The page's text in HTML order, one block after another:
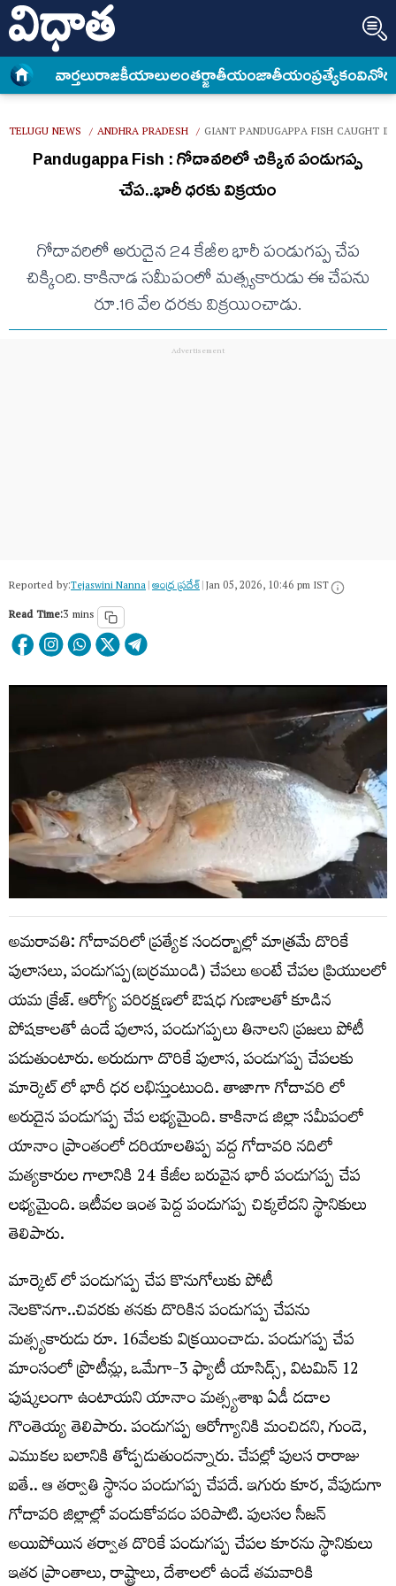
వార్త‌లురాజకీయాలుఅంత‌ర్జాతీయంజాతీయంప్రత్యేకం
TELUGU NEWS / ANDHRA PRADESH / GIANT PANDUGAPPA FISH CAUGHT
Pandugappa Fish : గోదావరిలో చిక్కిన పండుగప్ప
చేప..భారీ ధరకు విక్రయం
గోదావరిలో అరుదైన 24 కేజీల భారీ పండుగప్ప చేప
చిక్కింది. కాకినాడ సమీపంలో మత్స్యకారుడు ఈ చేపను
రూ.16 వేల ధరకు విక్రయించాడు.
Reported by:Tejaswini Nanna|ఆంధ్ర ప్రదేశ్|Jan 05, 2026, 10:46 pm IST
Read Time:3 mins
అమరావతి: గోదావరిలో ప్రత్యేక సందర్బాల్లో మాత్రమే దొరికే
పులాసలు, పండుగప్ప(బర్రముండి) చేపలు అంటే చేపల ప్రియులలో
యమ క్రేజ్. ఆరోగ్య పరిరక్షణలో ఔషధ గుణాలతో కూడిన
పోషకాలతో ఉండే పులాస, పండుగప్పలు తినాలని ప్రజలు పోటీ
పడుతుంటారు. అరుదుగా దొరికే పులాస, పండుగప్ప చేపలకు
మార్కెట్ లో భారీ ధర లభిస్తుంటుంది. తాజాగా గోదావరి లో
అరుదైన పండుగప్ప చేప లభ్యమైంది. కాకినాడ జిల్లా సమీపంలో
యానాం ప్రాంతంలో దరియాలతిప్ప వద్ద గోదావరి నదిలో
మత్యకారుల గాలానికి 24 కేజీల బరువైన భారీ పండుగప్ప చేప
లభ్యమైంది. ఇటీవల ఇంత పెద్ద పండుగప్ప చిక్కలేదని స్థానికులు
తెలిపారు.
మార్కెట్ లో పండుగప్ప చేప కొనుగోలుకు పోటీ
నెలకొనగా..చివరకు తనకు దొరికిన పండుగప్ప చేపను
మత్స్యకారుడు రూ. 16వేలకు విక్రయించాడు. పండుగప్ప చేప
మాంసంలో ప్రొటీన్లు, ఒమేగా-3 ఫ్యాటీ యాసిడ్స్, విటమిన్ 12
పుష్కలంగా ఉంటాయని యానాం మత్స్యశాఖ ఏడీ దడాల
గొంతెయ్య తెలిపారు. పండుగప్ప ఆరోగ్యానికి మంచిదని, గుండె,
ఎముకల బలానికి తోడ్పడుతుందన్నారు. చేపల్లో పులస రారాజు
ఐతే.. ఆ తర్వాతి స్థానం పండుగప్ప చేపదే. ఇగురు కూర, వేపుడుగా
గోదావరి జిల్లాల్లో వండుకోవడం పరిపాటి. పులసల సీజన్
అయిపోయిన తర్వాత దొరికే పండుగప్ప చేపల కూరను స్థానికులు
ఇతర ప్రాంతాలు, రాష్ట్రాలు, దేశాలలో ఉండే తమవారికి